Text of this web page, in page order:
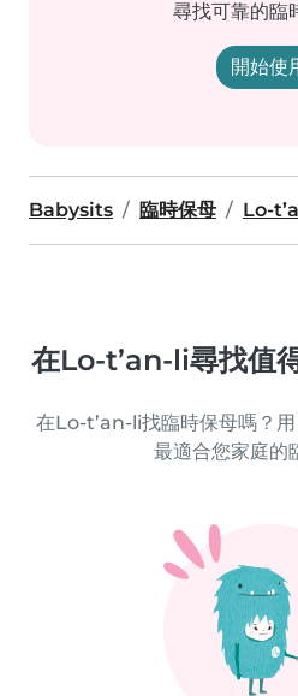
尋找可靠的臨
開始使
Babysits 臨時保母 Lo-
在Lo-t’an-li尋找值
在Lo-t’an-li找臨時保母嗎？
最適合您家庭的